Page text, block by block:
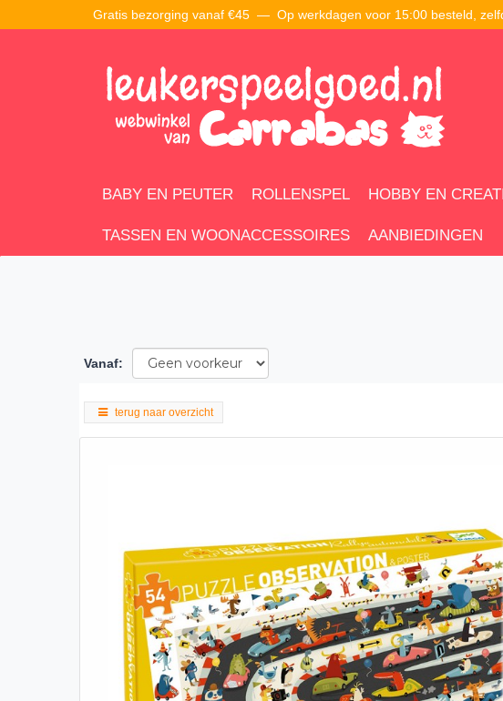
Gratis bezorging vanaf €45 — Op werkdagen voor 15:00 besteld,
BABY EN PEUTER ROLLENSPEL HOBBY EN
TASSEN EN WOONACCESSOIRES AANBIEDINGEN
Vanaf:
terug naar overzicht